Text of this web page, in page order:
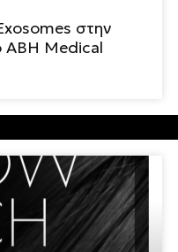
στην
ΑΒΗ Medical